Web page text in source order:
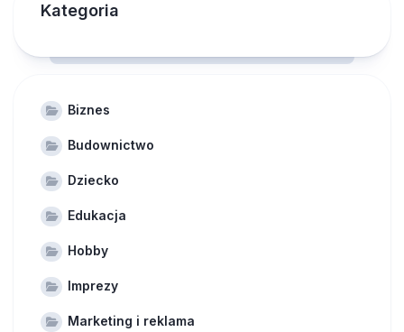
Kategoria
Biznes
Budownictwo
Dziecko
Edukacja
Hobby
Imprezy
Marketing i reklama